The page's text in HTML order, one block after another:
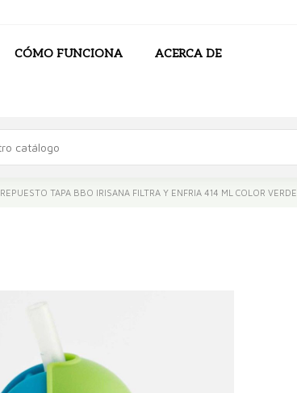
CÓMO FUNCIONA ACERCA DE
REPUESTO TAPA BBO IRISANA FILTRA Y ENFRIA 414 ML COLOR VERDE